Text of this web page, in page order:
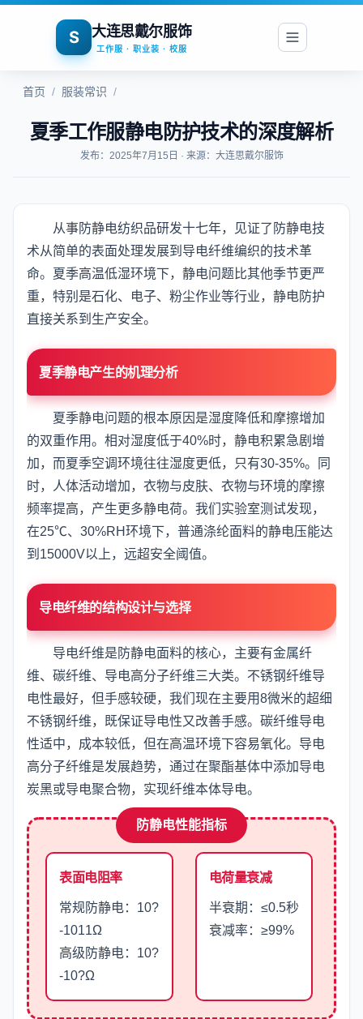
S 大连思戴尔服饰
工作服 · 职业装 · 校服
首页 / 服装常识 /
夏季工作服静电防护技术的深度解析
发布：2025年7月15日 · 来源：大连思戴尔服饰
从事防静电纺织品研发十七年，见证了防静电技
术从简单的表面处理发展到导电纤维编织的技术革
命。夏季高温低湿环境下，静电问题比其他季节更严
重，特别是石化、电子、粉尘作业等行业，静电防护
直接关系到生产安全。
夏季静电产生的机理分析
夏季静电问题的根本原因是湿度降低和摩擦增加
的双重作用。相对湿度低于40%时，静电积累急剧增
加，而夏季空调环境往往湿度更低，只有30-35%。同
时，人体活动增加，衣物与皮肤、衣物与环境的摩擦
频率提高，产生更多静电荷。我们实验室测试发现，
在25℃、30%RH环境下，普通涤纶面料的静电压能达
到15000V以上，远超安全阈值。
导电纤维的结构设计与选择
导电纤维是防静电面料的核心，主要有金属纤
维、碳纤维、导电高分子纤维三大类。不锈钢纤维导
电性最好，但手感较硬，我们现在主要用8微米的超细
不锈钢纤维，既保证导电性又改善手感。碳纤维导电
性适中，成本较低，但在高温环境下容易氧化。导电
高分子纤维是发展趋势，通过在聚酯基体中添加导电
炭黑或导电聚合物，实现纤维本体导电。
防静电性能指标
表面电阻率
常规防静电：10?
-1011Ω
高级防静电：10?
-10?Ω
电荷量衰减
半衰期：≤0.5秒
衰减率：≥99%